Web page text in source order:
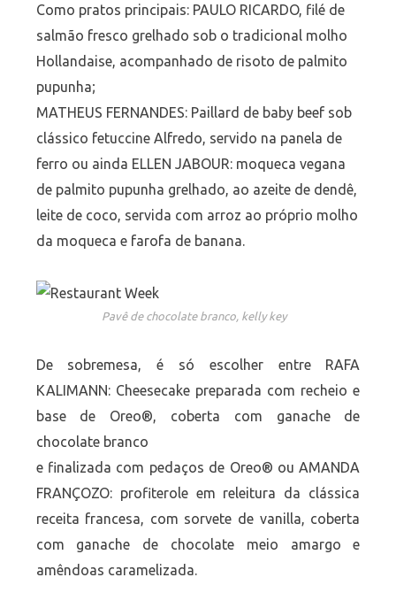
Como pratos principais: PAULO RICARDO, filé de
salmão fresco grelhado sob o tradicional molho
Hollandaise, acompanhado de risoto de palmito
pupunha;
MATHEUS FERNANDES: Paillard de baby beef sob
clássico fetuccine Alfredo, servido na panela de
ferro ou ainda ELLEN JABOUR: moqueca vegana
de palmito pupunha grelhado, ao azeite de dendê,
leite de coco, servida com arroz ao próprio molho
da moqueca e farofa de banana.
Pavê de chocolate branco, kelly key
De sobremesa, é só escolher entre RAFA
KALIMANN: Cheesecake preparada com recheio e
base de Oreo®, coberta com ganache de
chocolate branco
e finalizada com pedaços de Oreo® ou AMANDA
FRANÇOZO: profiterole em releitura da clássica
receita francesa, com sorvete de vanilla, coberta
com ganache de chocolate meio amargo e
amêndoas caramelizada.